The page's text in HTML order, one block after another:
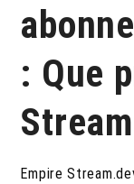
: Que
Empire